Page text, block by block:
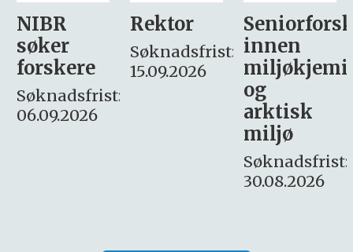
Rektor
Søknadsfrist:
15.09.2026
Seniorforsker
innen
miljøkjemi
søker
– fast
Søknadsfrist:
16. august.